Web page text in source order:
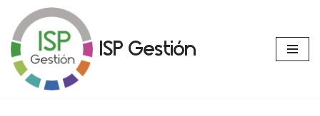
Avançar
para
o
conteúdo
ISP Gestión